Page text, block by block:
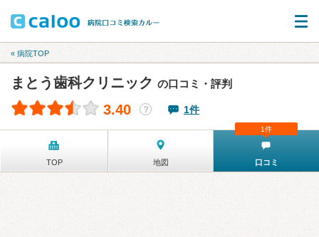
« 病院TOP
まとう歯科クリニック の口コミ・評判
3.40 ？ 1件
TOP 地図 口コミ
1件